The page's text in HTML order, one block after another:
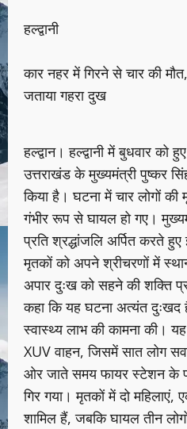
हल्द्वानी
कार नहर में गिरने से चार की
जताया गहरा दुख
हल्द्वान। हल्द्वानी में बुधवार को
उत्तराखंड के मुख्यमंत्री पुष्कर
किया है। घटना में चार लोगों
गंभीर रूप से घायल हो गए।
प्रति श्रद्धांजलि अर्पित करते हुए
मृतकों को अपने श्रीचरणों में
अपार दुःख को सहने की शक्ति
कहा कि यह घटना अत्यंत दुःखद
स्वास्थ्य लाभ की कामना की।
XUV वाहन, जिसमें सात लोग
ओर जाते समय फायर स्टेशन के
गिर गया। मृतकों में दो
शामिल हैं, जबकि घायल तीन